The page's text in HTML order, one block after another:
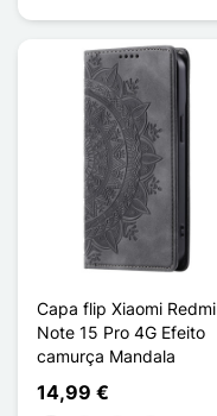
Capa flip Xiaomi Redmi
Note 15 Pro 4G Efeito
camurça Mandala
14,99 €